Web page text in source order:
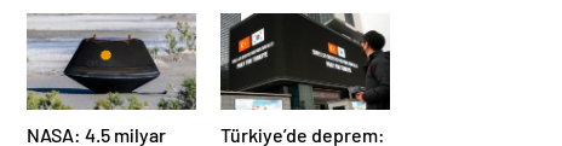
NASA: 4.5 milyar
Türkiye’de deprem: